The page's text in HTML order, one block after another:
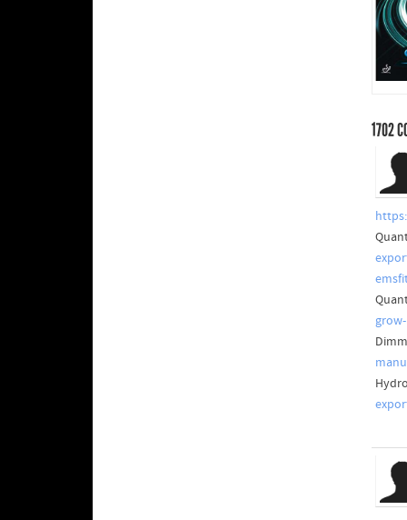
1702